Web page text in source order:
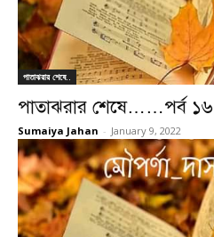
পাতাঝরার শেষে..
পাতাঝরার শেষে……পর্ব ১৬
Sumaiya Jahan - January 9, 2022